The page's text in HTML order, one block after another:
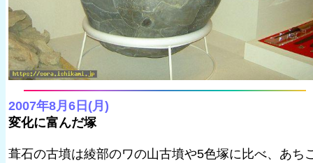
2007年8月6日(月)
変化に富んだ塚
葺石の古墳は綾部のワの山古墳や5色塚に比べ、あち